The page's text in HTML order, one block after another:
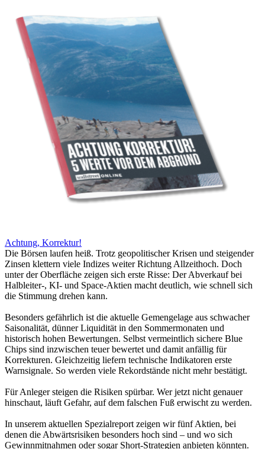
Achtung, Korrektur!
Die Börsen laufen heiß. Trotz geopolitischer Krisen und steigender
Zinsen klettern viele Indizes weiter Richtung Allzeithoch. Doch
unter der Oberfläche zeigen sich erste Risse: Der Abverkauf bei
Halbleiter-, KI- und Space-Aktien macht deutlich, wie schnell sich
die Stimmung drehen kann.
Besonders gefährlich ist die aktuelle Gemengelage aus schwacher
Saisonalität, dünner Liquidität in den Sommermonaten und
historisch hohen Bewertungen. Selbst vermeintlich sichere Blue
Chips sind inzwischen teuer bewertet und damit anfällig für
Korrekturen. Gleichzeitig liefern technische Indikatoren erste
Warnsignale. So werden viele Rekordstände nicht mehr bestätigt.
Für Anleger steigen die Risiken spürbar. Wer jetzt nicht genauer
hinschaut, läuft Gefahr, auf dem falschen Fuß erwischt zu werden.
In unserem aktuellen Spezialreport zeigen wir fünf Aktien, bei
denen die Abwärtsrisiken besonders hoch sind – und wo sich
Gewinnmitnahmen oder sogar Short-Strategien anbieten könnten.